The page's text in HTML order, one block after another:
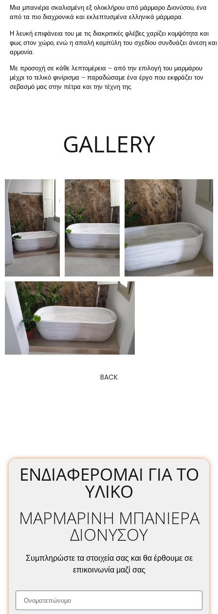
Μια μπανιέρα σκαλισμένη εξ ολοκλήρου από μάρμαρο Διονύσου, ένα
από τα πιο διαχρονικά και εκλεπτυσμένα ελληνικά μάρμαρα.
Η λευκή επιφάνεια του με τις διακριτικές φλέβες χαρίζει κομψότητα και
φως στον χώρο, ενώ η απαλή καμπύλη του σχεδίου συνδυάζει άνεση και
αρμονία.
Με προσοχή σε κάθε λεπτομέρεια – από την επιλογή του μαρμάρου
μέχρι το τελικό φινίρισμα – παραδώσαμε ένα έργο που εκφράζει τον
σεβασμό μας στην πέτρα και την τέχνη της.
GALLERY
BACK
ΕΝΔΙΑΦΈΡΟΜΑΙ ΓΙΑ ΤΟ
ΥΛΙΚΌ
ΜΑΡΜΑΡΙΝΗ ΜΠΑΝΙΕΡΑ
ΔΙΟΝΥΣΟΥ
Συμπληρώστε τα στοιχεία σας και θα έρθουμε σε
επικοινωνία μαζί σας